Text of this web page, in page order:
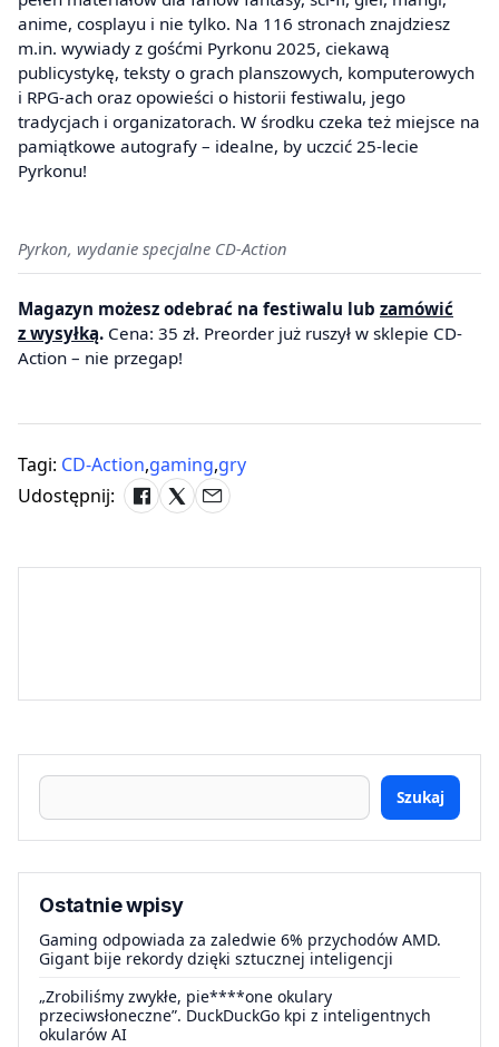
anime, cosplayu i nie tylko. Na 116 stronach znajdziesz
m.in. wywiady z gośćmi Pyrkonu 2025, ciekawą
publicystykę, teksty o grach planszowych, komputerowych
i RPG-ach oraz opowieści o historii festiwalu, jego
tradycjach i organizatorach. W środku czeka też miejsce na
pamiątkowe autografy – idealne, by uczcić 25-lecie
Pyrkonu!
Pyrkon, wydanie specjalne CD-Action
Magazyn możesz odebrać na festiwalu lub zamówić
z wysyłką. Cena: 35 zł. Preorder już ruszył w sklepie CD-
Action – nie przegap!
Tagi: CD-Action,gaming,gry
Udostępnij:
Szukaj
Ostatnie wpisy
Gaming odpowiada za zaledwie 6% przychodów AMD.
Gigant bije rekordy dzięki sztucznej inteligencji
„Zrobiliśmy zwykłe, pie****one okulary
przeciwsłoneczne”. DuckDuckGo kpi z inteligentnych
okularów AI